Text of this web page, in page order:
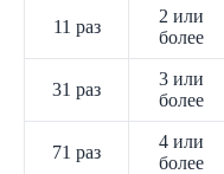
11 раз
2 или
более
31 раз
3 или
более
71 раз
4 или
более